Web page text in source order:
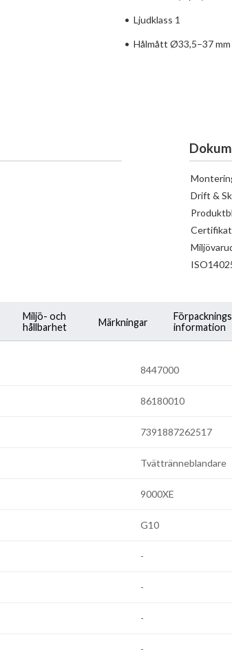
• Ljudklass 1
• Hålmått Ø33,5–37 mm
Drift &
Certifikat
Miljö- och
hållbarhet
Märkningar
information
8447000
86180010
7391887262517
Tvättränneblandare
9000XE
G10
-
-
-